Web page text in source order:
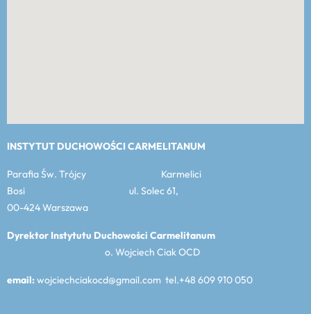
INSTYTUT DUCHOWOŚCI CARMELITANUM
Parafia Św. Trójcy Karmelici
Bosi ul. Solec 61,
00-424 Warszawa
Dyrektor Instytutu Duchowości Carmelitanum
o. Wojciech Ciak OCD
email:wojciechciakocd@gmail.com tel.+48 609 910 050